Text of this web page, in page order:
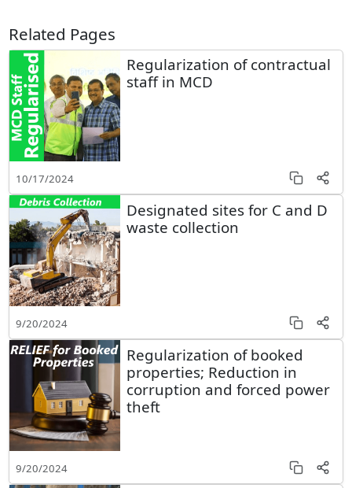
Related Pages
Regularization of contractual
staff in MCD
10/17/2024
Designated sites for C and D
waste collection
9/20/2024
Regularization of booked
properties; Reduction in
corruption and forced power
theft
9/20/2024